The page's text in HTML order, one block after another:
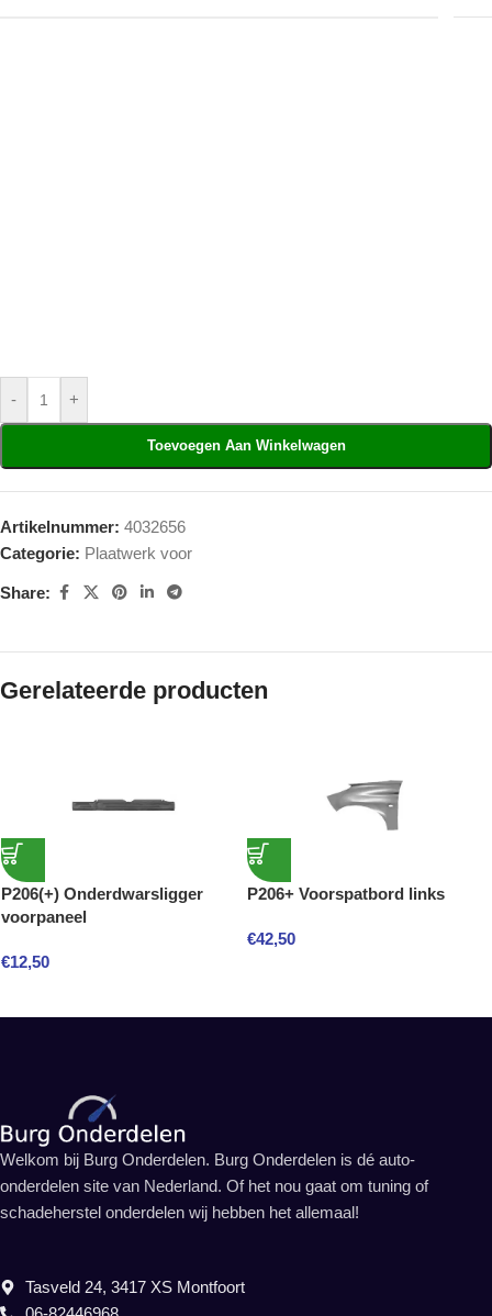
- +
Toevoegen Aan Winkelwagen
Artikelnummer: 4032656
Categorie: Plaatwerk voor
Share:
Gerelateerde producten
P206(+) Onderdwarsligger
voorpaneel
€12,50
P206+ Voorspatbord links
€42,50
Welkom bij Burg Onderdelen. Burg Onderdelen is dé auto-
onderdelen site van Nederland. Of het nou gaat om tuning of
schadeherstel onderdelen wij hebben het allemaal!
Tasveld 24, 3417 XS Montfoort